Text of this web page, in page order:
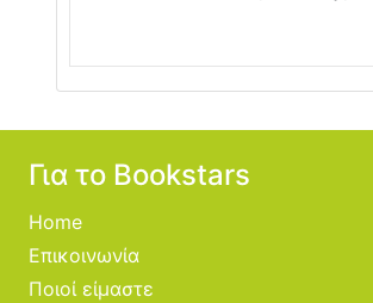
Για το Bookstars
Home
Επικοινωνία
Ποιοί είμαστε